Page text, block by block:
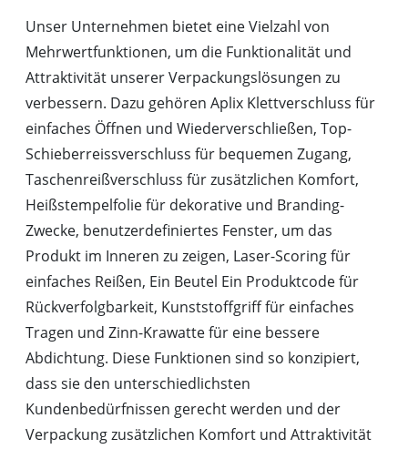
Unser Unternehmen bietet eine Vielzahl von
Mehrwertfunktionen, um die Funktionalität und
Attraktivität unserer Verpackungslösungen zu
verbessern. Dazu gehören Aplix Klettverschluss für
einfaches Öffnen und Wiederverschließen, Top-
Schieberreissverschluss für bequemen Zugang,
Taschenreißverschluss für zusätzlichen Komfort,
Heißstempelfolie für dekorative und Branding-
Zwecke, benutzerdefiniertes Fenster, um das
Produkt im Inneren zu zeigen, Laser-Scoring für
einfaches Reißen, Ein Beutel Ein Produktcode für
Rückverfolgbarkeit, Kunststoffgriff für einfaches
Tragen und Zinn-Krawatte für eine bessere
Abdichtung. Diese Funktionen sind so konzipiert,
dass sie den unterschiedlichsten
Kundenbedürfnissen gerecht werden und der
Verpackung zusätzlichen Komfort und Attraktivität